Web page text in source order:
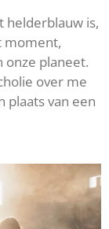
helderblauw is,
moment,
onze planeet.
over me
plaats van een